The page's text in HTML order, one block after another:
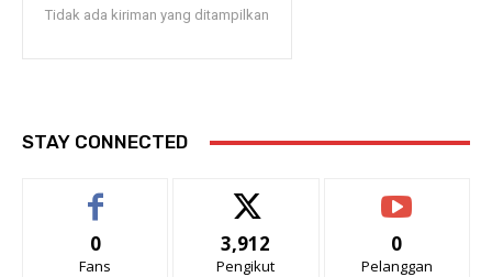
Tidak ada kiriman yang ditampilkan
STAY CONNECTED
0
Fans
3,912
Pengikut
0
Pelanggan